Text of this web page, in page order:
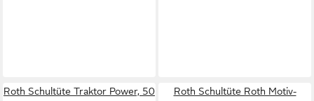
Roth Schultüte Traktor Power, 50
Roth Schultüte Roth Motiv-